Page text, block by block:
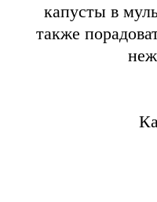
капусты в
также